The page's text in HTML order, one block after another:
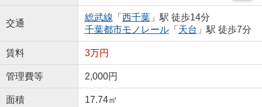
交通
総武線 「 西千葉」駅 徒歩14分
千葉都市モノレール「 天台 」駅 徒歩7分
賃料 3万円
管理費等 2,000円
面積 17.74㎡